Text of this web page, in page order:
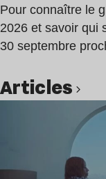
Pour connaître le
2026 et savoir qui
30 septembre
Articles